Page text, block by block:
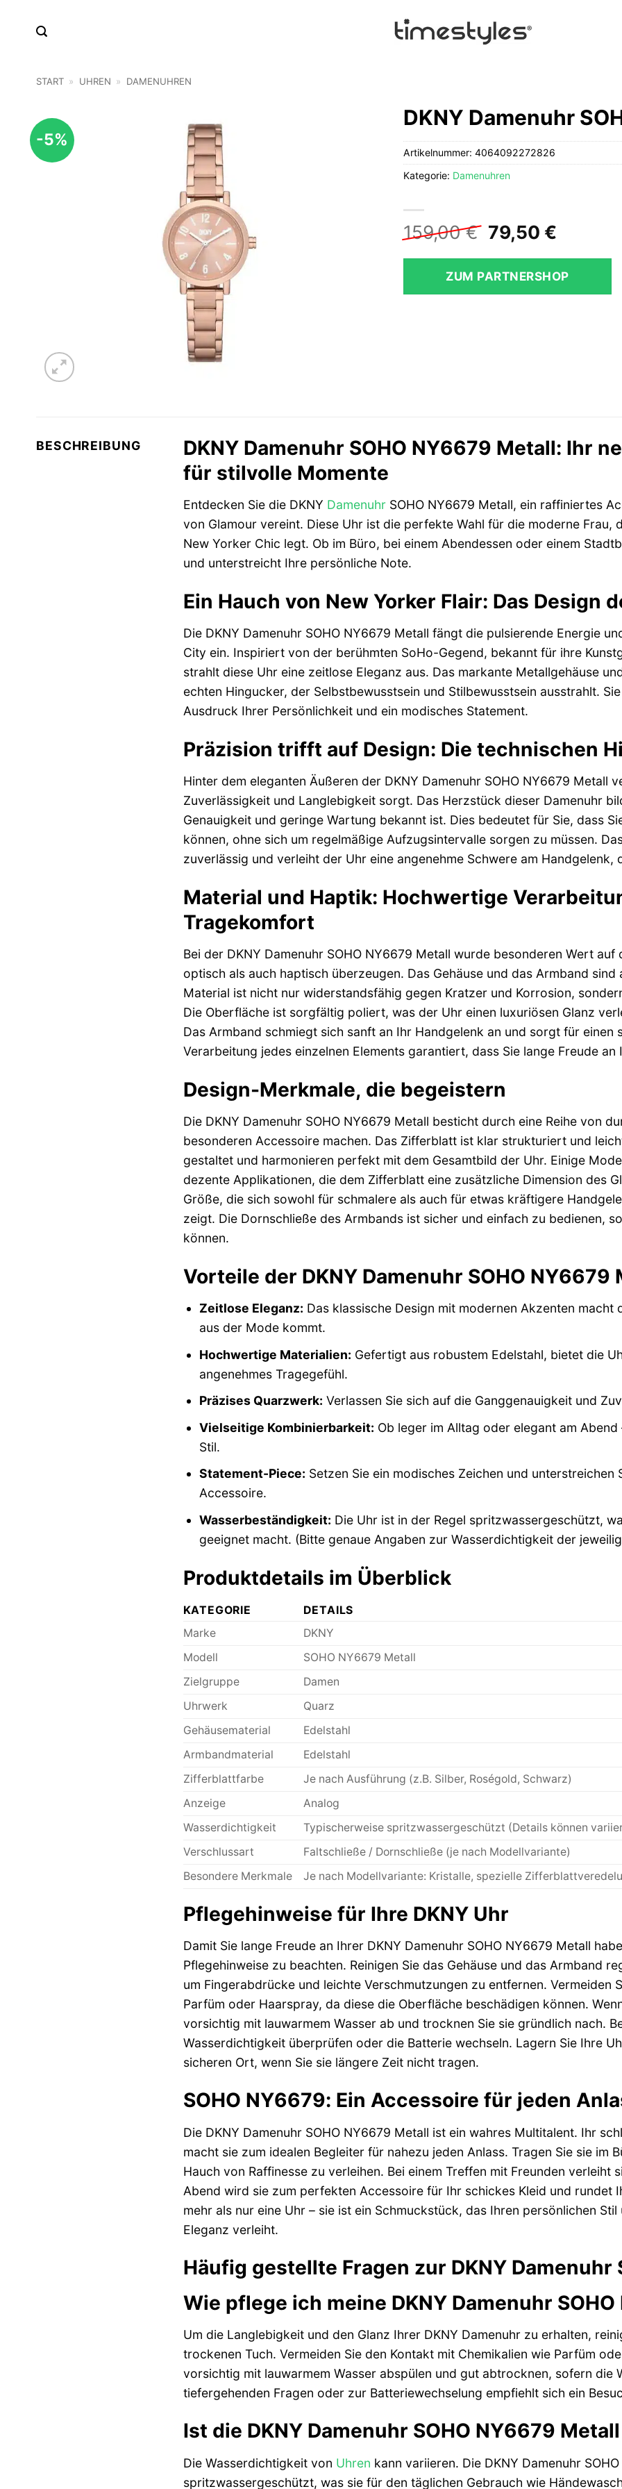
START » UHREN » DAMENUHREN
-5%
DKNY Damenuhr
159,00€
Preis
war:
159,00 €
79,50 €
ist:
79,50
ZUM PARTNERSHOP
Artikelnummer:4064092272826
Kategorie: Damenuhren
BESCHREIBUNG
DKNY Damenuhr SOHO NY6679 Metall: Ihr
für stilvolle Momente
Entdecken Sie die DKNY DamenuhrSOHO NY6679 Metall, ein raffiniertes
von Glamour vereint. Diese Uhr ist die perfekte Wahl für die moderne Frau,
New Yorker Chic legt. Ob im Büro, bei einem Abendessen oder einem
und unterstreicht Ihre persönliche Note.
Ein Hauch von New Yorker Flair: Das Design
Die DKNY Damenuhr SOHO NY6679 Metall fängt die pulsierende Energie
City ein. Inspiriert von der berühmten SoHo-Gegend, bekannt für ihre
strahlt diese Uhr eine zeitlose Eleganz aus. Das markante Metallgehäuse
echten Hingucker, der Selbstbewusstsein und Stilbewusstsein ausstrahlt.
Ausdruck Ihrer Persönlichkeit und ein modisches Statement.
Präzision trifft auf Design: Die technischen
Hinter dem eleganten Äußeren der DKNY Damenuhr SOHO NY6679 Metall
Zuverlässigkeit und Langlebigkeit sorgt. Das Herzstück dieser Damenuhr
Genauigkeit und geringe Wartung bekannt ist. Dies bedeutet für Sie, dass
können, ohne sich um regelmäßige Aufzugsintervalle sorgen zu müssen.
zuverlässig und verleiht der Uhr eine angenehme Schwere am
Material und Haptik: Hochwertige
Tragekomfort
Bei der DKNY Damenuhr SOHO NY6679 Metall wurde besonderen Wert
optisch als auch haptisch überzeugen. Das Gehäuse und das Armband
Material ist nicht nur widerstandsfähig gegen Kratzer und Korrosion,
Die Oberfläche ist sorgfältig poliert, was der Uhr einen luxuriösen Glanz
Das Armband schmiegt sich sanft an Ihr Handgelenk an und sorgt für
Verarbeitung jedes einzelnen Elements garantiert, dass Sie lange Freude
Design-Merkmale, die begeistern
Die DKNY Damenuhr SOHO NY6679 Metall besticht durch eine Reihe von
besonderen Accessoire machen. Das Zifferblatt ist klar strukturiert und
gestaltet und harmonieren perfekt mit dem Gesamtbild der Uhr. Einige
dezente Applikationen, die dem Zifferblatt eine zusätzliche Dimension des
Größe, die sich sowohl für schmalere als auch für etwas kräftigere
zeigt. Die Dornschließe des Armbands ist sicher und einfach zu bedienen,
können.
Vorteile der DKNY Damenuhr SOHO NY6679
Zeitlose Eleganz: Das klassische Design mit modernen Akzenten
aus der Mode kommt.
Hochwertige Materialien: Gefertigt aus robustem Edelstahl, bietet die
angenehmes Tragegefühl.
Präzises Quarzwerk: Verlassen Sie sich auf die Ganggenauigkeit und
Vielseitige Kombinierbarkeit: Ob leger im Alltag oder elegant am
Stil.
Statement-Piece: Setzen Sie ein modisches Zeichen und
Accessoire.
Wasserbeständigkeit: Die Uhr ist in der Regel spritzwassergeschützt,
geeignet macht. (Bitte genaue Angaben zur Wasserdichtigkeit der
Produktdetails im Überblick
KATEGORIE
DETAILS
Marke
DKNY
Modell
SOHO NY6679 Metall
Zielgruppe
Damen
Uhrwerk
Quarz
Gehäusematerial
Edelstahl
Armbandmaterial
Edelstahl
Zifferblattfarbe
Je nach Ausführung (z.B. Silber, Roségold, Schwarz)
Anzeige
Analog
Wasserdichtigkeit
Typischerweise spritzwassergeschützt (Details können
Verschlussart
Faltschließe / Dornschließe (je nach Modellvariante)
Besondere Merkmale
Je nach Modellvariante: Kristalle, spezielle
Pflegehinweise für Ihre DKNY Uhr
Damit Sie lange Freude an Ihrer DKNY Damenuhr SOHO NY6679 Metall
Pflegehinweise zu beachten. Reinigen Sie das Gehäuse und das Armband
um Fingerabdrücke und leichte Verschmutzungen zu entfernen. Vermeiden
Parfüm oder Haarspray, da diese die Oberfläche beschädigen können.
vorsichtig mit lauwarmem Wasser ab und trocknen Sie sie gründlich nach.
Wasserdichtigkeit überprüfen oder die Batterie wechseln. Lagern Sie Ihre
sicheren Ort, wenn Sie sie längere Zeit nicht tragen.
SOHO NY6679: Ein Accessoire für jeden
Die DKNY Damenuhr SOHO NY6679 Metall ist ein wahres Multitalent. Ihr
macht sie zum idealen Begleiter für nahezu jeden Anlass. Tragen Sie sie im
Hauch von Raffinesse zu verleihen. Bei einem Treffen mit Freunden verleiht
Abend wird sie zum perfekten Accessoire für Ihr schickes Kleid und rundet
mehr als nur eine Uhr – sie ist ein Schmuckstück, das Ihren persönlichen
Eleganz verleiht.
Häufig gestellte Fragen zur DKNY Damenuhr
Wie pflege ich meine DKNY Damenuhr
Um die Langlebigkeit und den Glanz Ihrer DKNY Damenuhr zu erhalten,
trockenen Tuch. Vermeiden Sie den Kontakt mit Chemikalien wie Parfüm
vorsichtig mit lauwarmem Wasser abspülen und gut abtrocknen, sofern die
tiefergehenden Fragen oder zur Batteriewechselung empfiehlt sich ein
Ist die DKNY Damenuhr SOHO NY6679
Die Wasserdichtigkeit von Uhren kann variieren. Die DKNY Damenuhr
spritzwassergeschützt, was sie für den täglichen Gebrauch wie